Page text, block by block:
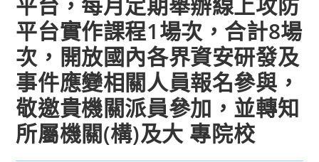
平台實作課程1場次，合計8場
次，開放國內各界資安研發及
事件應變相關人員報名參與，
敬邀貴機關派員參加，並轉知
所屬機關(構)及大 專院校